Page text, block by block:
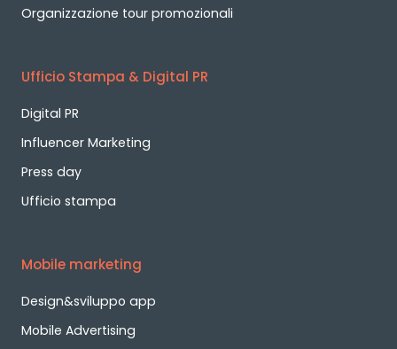
Organizzazione tour promozionali
Ufficio Stampa & Digital PR
Digital PR
Influencer Marketing
Press day
Ufficio stampa
Mobile marketing
Design&sviluppo app
Mobile Advertising